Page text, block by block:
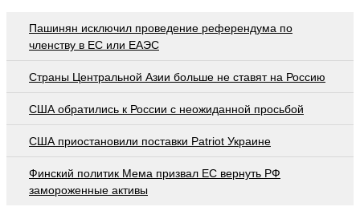
Пашинян исключил проведение референдума по
членству в ЕС или ЕАЭС
Страны Центральной Азии больше не ставят на Россию
США обратились к России с неожиданной просьбой
США приостановили поставки Patriot Украине
Финский политик Мема призвал ЕС вернуть РФ
замороженные активы